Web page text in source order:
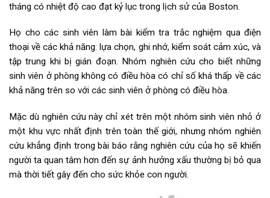
tháng có nhiệt độ cao đạt kỷ lục trong lịch sử của Boston.
Họ cho các sinh viên làm bài kiểm tra trắc nghiệm qua điện
thoại về các khả năng: lựa chọn, ghi nhớ, kiểm soát cảm xúc, và
tập trung khi bị gián đoạn. Nhóm nghiên cứu cho biết những
sinh viên ở phòng không có điều hòa có chỉ số khá thấp về các
khả năng trên so với các sinh viên ở phòng có điều hòa.
Mặc dù nghiên cứu này chỉ xét trên một nhóm sinh viên nhỏ ở
một khu vực nhất định trên toàn thế giới, nhưng nhóm nghiên
cứu khẳng định trong bài báo rằng nghiên cứu của họ sẽ khiến
người ta quan tâm hơn đến sự ảnh hưởng xấu thường bị bỏ qua
mà thời tiết gây đến cho sức khỏe con người.